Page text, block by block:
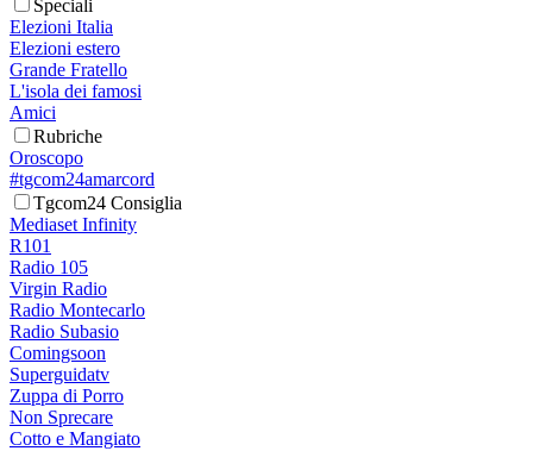
Speciali
Elezioni Italia
Elezioni estero
Grande Fratello
L'isola dei famosi
Amici
Rubriche
Oroscopo
#tgcom24amarcord
Tgcom24 Consiglia
Mediaset Infinity
R101
Radio 105
Virgin Radio
Radio Montecarlo
Radio Subasio
Comingsoon
Superguidatv
Zuppa di Porro
Non Sprecare
Cotto e Mangiato